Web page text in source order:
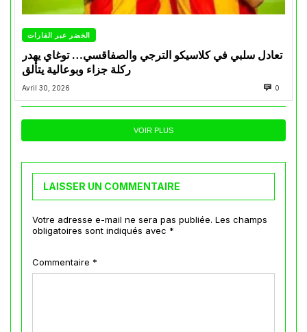
الخضر عبر القارات
تعادل سلبي في كلاسيكو الترجي والصفاقسي… توغاي يهدر
ركلة جزاء وبوعالية يتألق
Avril 30, 2026 0
VOIR PLUS
LAISSER UN COMMENTAIRE
Votre adresse e-mail ne sera pas publiée. Les champs
obligatoires sont indiqués avec *
Commentaire *